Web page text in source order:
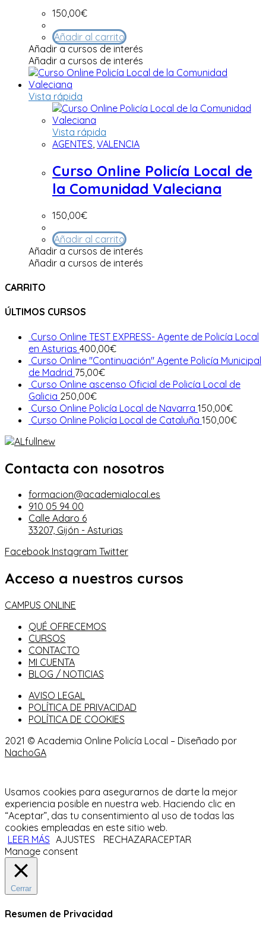
150,00€
Añadir al carrito
Añadir a cursos de interés
Añadir a cursos de interés
Vista rápida
Vista rápida
AGENTES, VALENCIA
Curso Online Policía Local de
la Comunidad Valeciana
150,00€
Añadir al carrito
Añadir a cursos de interés
Añadir a cursos de interés
CARRITO
ÚLTIMOS CURSOS
Curso Online TEST EXPRESS- Agente de Policía Local
en Asturias 400,00€
Curso Online "Continuación" Agente Policía Municipal
de Madrid 75,00€
Curso Online ascenso Oficial de Policía Local de
Galicia 250,00€
Curso Online Policía Local de Navarra 150,00€
Curso Online Policía Local de Cataluña 150,00€
Contacta con nosotros
formacion@academialocal.es
910 05 94 00
Calle Adaro 6
33207, Gijón - Asturias
Facebook Instagram Twitter
Acceso a nuestros cursos
CAMPUS ONLINE
QUÉ OFRECEMOS
CURSOS
CONTACTO
MI CUENTA
BLOG / NOTICIAS
AVISO LEGAL
POLÍTICA DE PRIVACIDAD
POLÍTICA DE COOKIES
2021 © Academia Online Policía Local – Diseñado por
NachoGA
Usamos cookies para asegurarnos de darte la mejor
experiencia posible en nuestra web. Haciendo clic en
“Aceptar”, das tu consentimiento al uso de todas las
cookies empleadas en este sitio web.
LEER MÁS AJUSTES RECHAZARACEPTAR
Manage consent
Cerrar
Resumen de Privacidad